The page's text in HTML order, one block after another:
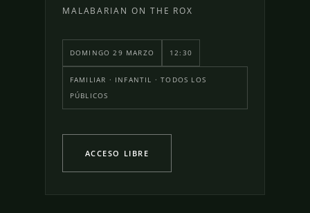
MALABARIAN ON THE ROX
DOMINGO 29 MARZO 12:30
FAMILIAR · INFANTIL · TODOS LOS
PÚBLICOS
ACCESO LIBRE